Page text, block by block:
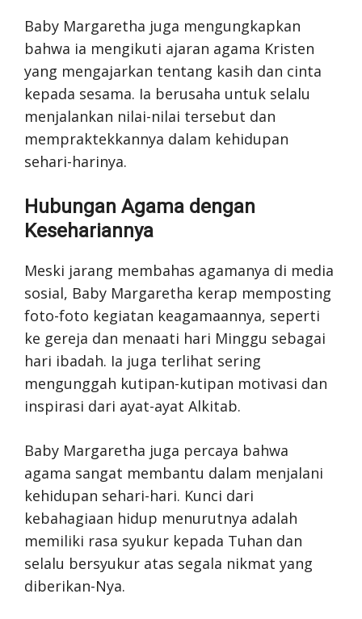
Baby Margaretha juga mengungkapkan
bahwa ia mengikuti ajaran agama Kristen
yang mengajarkan tentang kasih dan cinta
kepada sesama. Ia berusaha untuk selalu
menjalankan nilai-nilai tersebut dan
mempraktekkannya dalam kehidupan
sehari-harinya.
Hubungan Agama dengan
Kesehariannya
Meski jarang membahas agamanya di media
sosial, Baby Margaretha kerap memposting
foto-foto kegiatan keagamaannya, seperti
ke gereja dan menaati hari Minggu sebagai
hari ibadah. Ia juga terlihat sering
mengunggah kutipan-kutipan motivasi dan
inspirasi dari ayat-ayat Alkitab.
Baby Margaretha juga percaya bahwa
agama sangat membantu dalam menjalani
kehidupan sehari-hari. Kunci dari
kebahagiaan hidup menurutnya adalah
memiliki rasa syukur kepada Tuhan dan
selalu bersyukur atas segala nikmat yang
diberikan-Nya.